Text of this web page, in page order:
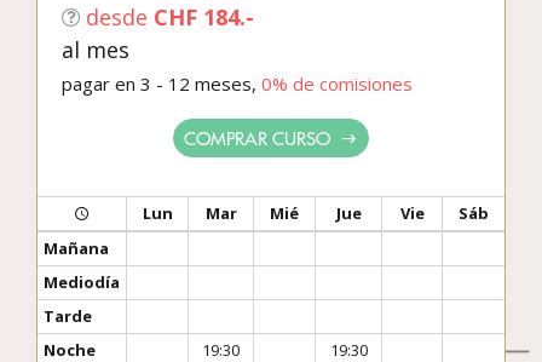
desde CHF 184.-
al mes
pagar en 3 - 12 meses, 0% de comisiones
COMPRAR CURSO
Lun Mar Mié Jue Vie
Sáb
Mañana
Mediodía
Tarde
Noche
19:30 19:30